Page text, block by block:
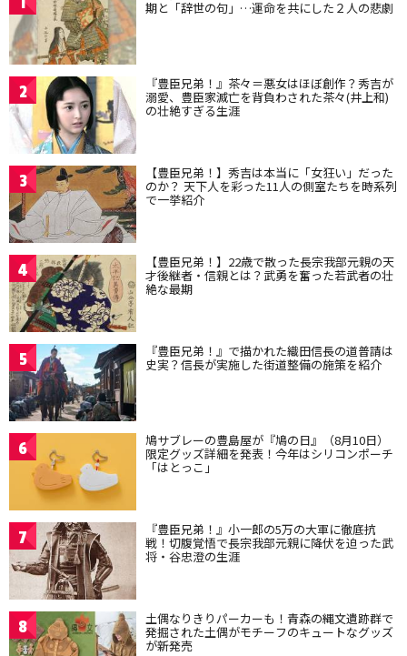
期と「辞世の句」…運命を共にした２人の悲劇
2 『豊臣兄弟！』茶々＝悪女はほぼ創作？秀吉が
溺愛、豊臣家滅亡を背負わされた茶々(井上和)
の壮絶すぎる生涯
3 【豊臣兄弟！】秀吉は本当に「女狂い」だった
のか？ 天下人を彩った11人の側室たちを時系列
で一挙紹介
4 【豊臣兄弟！】22歳で散った長宗我部元親の天
才後継者・信親とは？武勇を奮った若武者の壮
絶な最期
5 『豊臣兄弟！』で描かれた織田信長の道普請は
史実？信長が実施した街道整備の施策を紹介
6 鳩サブレーの豊島屋が『鳩の日』（8月10日）
限定グッズ詳細を発表！今年はシリコンポーチ
「はとっこ」
7 『豊臣兄弟！』小一郎の5万の大軍に徹底抗
戦！切腹覚悟で長宗我部元親に降伏を迫った武
将・谷忠澄の生涯
8 土偶なりきりパーカーも！青森の縄文遺跡群で
発掘された土偶がモチーフのキュートなグッズ
が新発売